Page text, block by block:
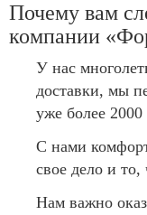
Почему вам
компании
У нас
доставки, мы
уже более 2000
С нами
свое дело и
Нам важно